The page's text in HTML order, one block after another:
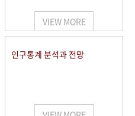
VIEW MORE
인구통계 분석과 전망